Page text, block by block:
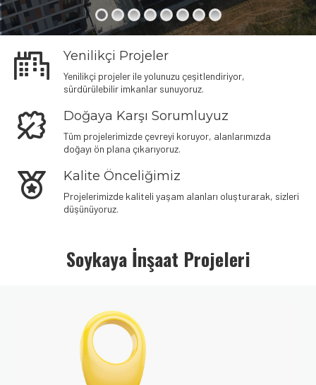
Yenilikçi Projeler
Yenilikçi projeler ile yolunuzu çeşitlendiriyor,
sürdürülebilir imkanlar sunuyoruz.
Doğaya Karşı Sorumluyuz
Tüm projelerimizde çevreyi koruyor, alanlarımızda
doğayı ön plana çıkarıyoruz.
Kalite Önceliğimiz
Projelerimizde kaliteli yaşam alanları oluşturarak, sizleri
düşünüyoruz.
Soykaya İnşaat Projeleri